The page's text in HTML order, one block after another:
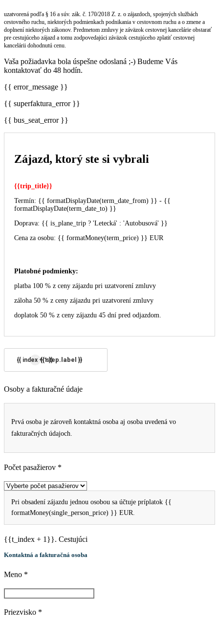
uzatvorená podľa § 16 a súv. zák. č. 170/2018 Z. z. o zájazdoch, spojených službách
cestovného ruchu, niektorých podmienkach podnikania v cestovnom ruchu a o zmene a
doplnení niektorých zákonov. Predmetom zmluvy je záväzok cestovnej kancelárie obstarať
pre cestujúceho zájazd a tomu zodpovedajúci záväzok cestujúceho zplatiť cestovnej
kancelárii dohodnutú cenu.
Vaša požiadavka bola úspešne odoslaná ;-) Budeme Vás
kontaktovať do 48 hodín.
{{ error_message }}
{{ superfaktura_error }}
{{ bus_seat_error }}
Zájazd, ktorý ste si vybrali
{{trip_title}}
Termín: {{ formatDisplayDate(term_date_from) }} - {{
formatDisplayDate(term_date_to) }}
Doprava: {{ is_plane_trip ? 'Letecká' : 'Autobusová' }}
Cena za osobu: {{ formatMoney(term_price) }} EUR
Platobné podmienky:
platba 100 % z ceny zájazdu pri uzatvorení zmluvy
záloha 50 % z ceny zájazdu pri uzatvorení zmluvy
doplatok 50 % z ceny zájazdu 45 dní pred odjazdom.
{{ index + 1 }}{{ step.label }}
Osoby a fakturačné údaje
Prvá osoba je zároveň kontaktná osoba aj osoba uvedená vo
fakturačných údajoch.
Počet pasažierov *
Pri obsadení zájazdu jednou osobou sa účtuje príplatok {{
formatMoney(single_person_price) }} EUR.
{{t_index + 1}}. Cestujúci
Kontaktná a fakturačná osoba
Meno *
Priezvisko *